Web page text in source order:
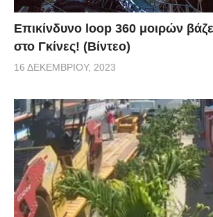
Επικίνδυνο loop 360 μοιρών
στο Γκίνες! (Βίντεο)
16 ΔΕΚΕΜΒΡΊΟΥ, 2023